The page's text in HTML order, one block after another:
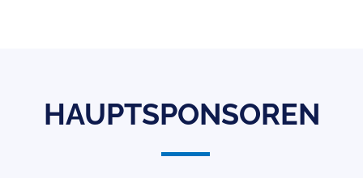
HAUPTSPONSOREN